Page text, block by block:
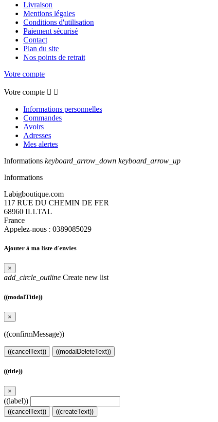
Livraison
Mentions légales
Conditions d'utilisation
Paiement sécurisé
Contact
Plan du site
Nos points de retrait
Votre compte
Votre compte  
Informations personnelles
Commandes
Avoirs
Adresses
Mes alertes
Informations keyboard_arrow_down keyboard_arrow_up
Informations
Labigboutique.com
117 RUE DU CHEMIN DE FER
68960 ILLTAL
France
Appelez-nous : 0389085029
Ajouter à ma liste d'envies
×
add_circle_outline Create new list
((modalTitle))
×
((confirmMessage))
((cancelText)) ((modalDeleteText))
((title))
×
((label))
((cancelText)) ((createText))